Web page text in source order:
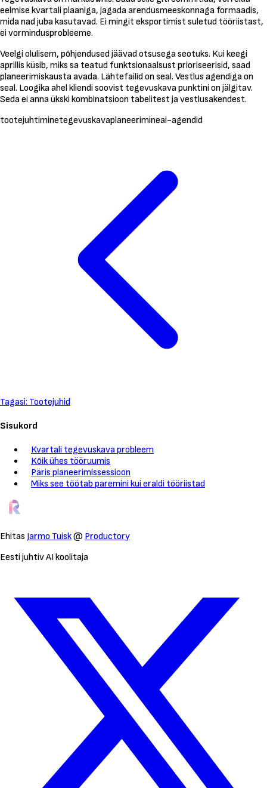
eelmise kvartali plaaniga, jagada arendusmeeskonnaga formaadis,
mida nad juba kasutavad. Ei mingit eksportimist suletud tööriistast,
ei vormindusprobleeme.
Veelgi olulisem, põhjendused jäävad otsusega seotuks. Kui keegi
aprillis küsib, miks sa teatud funktsionaalsust prioriseerisid, saad
planeerimiskausta avada. Lähtefailid on seal. Vestlus agendiga on
seal. Loogika ahel kliendi soovist tegevuskava punktini on jälgitav.
Seda ei anna ükski kombinatsioon tabelitest ja vestlusakendest.
tootejuhtiminetegevuskavaplaneerimineai-agendid
Tagasi: Tootejuhid
Sisukord
Kvartali tegevuskava probleem
Kõik ühes tööruumis
Päris planeerimissessioon
Miks see töötab paremini kui eraldi tööriistad
Ehitas Jarmo Tuisk@ Productory
Eesti juhtiv AI koolitaja